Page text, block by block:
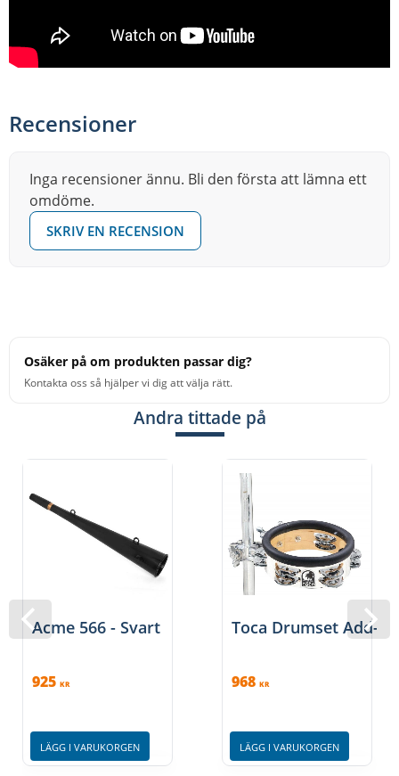
Recensioner
Inga recensioner ännu. Bli den första att lämna ett
omdöme.
SKRIV EN RECENSION
Osäker på om produkten passar dig?
Kontakta oss så hjälper vi dig att välja rätt.
Andra tittade på
Acme 566 - Svart
925 KR
LÄGG I VARUKORGEN
Toca Drumset Add-
968 KR
LÄGG I VARUKORGEN